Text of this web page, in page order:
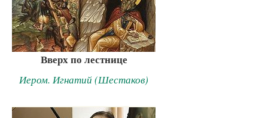
Вверх по лестнице
Иером. Игнатий (Шестаков)